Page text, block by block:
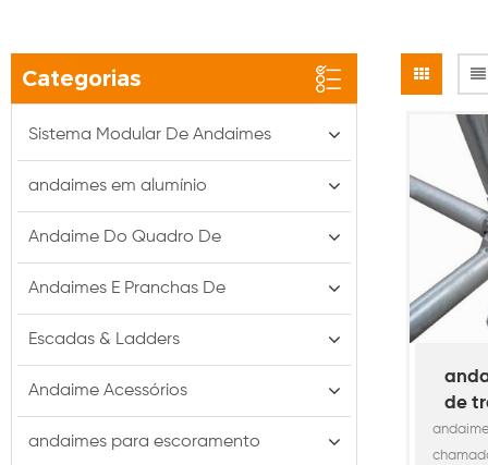
de
Categorias
Sistema Modular De Andaimes
andaimes em alumínio
Andaime Do Quadro De
Andaimes E Pranchas De
Escadas & Ladders
Andaime Acessórios
andaimes para escoramento